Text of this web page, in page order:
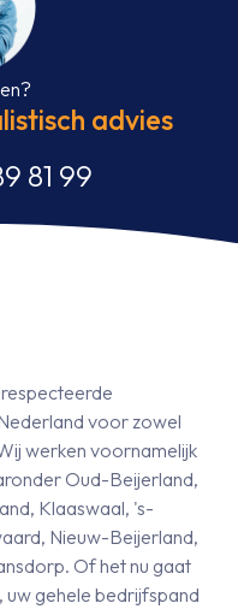
advies
81 99
voor zowel
werken voornamelijk
Oud-Beijerland,
Klaaswaal, 's-
Nieuw-Beijerland,
Of het nu gaat
uw gehele bedrijfspand